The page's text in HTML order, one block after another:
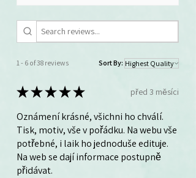
1 - 6 of 38 reviews Sort By:
★★★★★ před 3 měsíci
Oznámení krásné, všichni ho chválí.
Tisk, motiv, vše v pořádku. Na webu vše
potřebné, i laik ho jednoduše edituje.
Na web se dají informace postupně
přidávat.